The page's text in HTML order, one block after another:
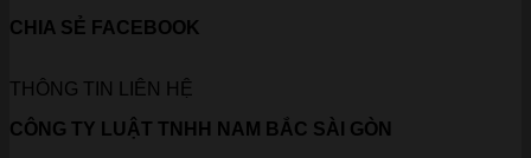
CHIA SẺ FACEBOOK
THÔNG TIN LIÊN HỆ
CÔNG TY LUẬT TNHH NAM BẮC SÀI GÒN